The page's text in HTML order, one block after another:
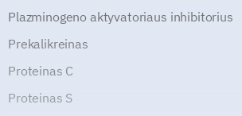
Plazminogeno aktyvatoriaus inhibitorius
Prekalikreinas
Proteinas C
Proteinas S